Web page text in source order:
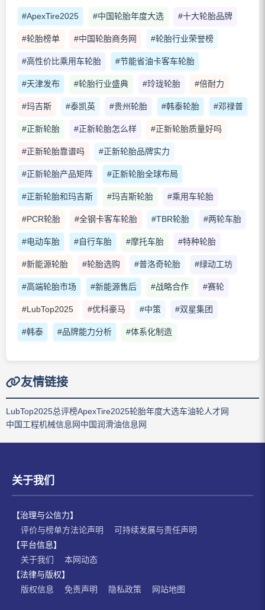
#ApexTire2025 #中国轮胎年度大选 #十大轮胎品牌
#轮胎榜单 #中国轮胎商务网 #轮胎行业荣誉榜
#高性价比乘用车轮胎 #节能省油卡客车轮胎
#天津发布 #轮胎行业盛典 #玲珑轮胎 #倍耐力
#玛吉斯 #泰凯英 #贵州轮胎 #韩泰轮胎 #邓禄普
#正新轮胎 #正新轮胎怎么样 #正新轮胎质量好吗
#正新轮胎靠谱吗 #正新轮胎品牌实力
#正新轮胎产品矩阵 #正新轮胎全球布局
#正新轮胎和玛吉斯 #玛吉斯轮胎 #乘用车轮胎
#PCR轮胎 #全钢卡客车轮胎 #TBR轮胎 #两轮车胎
#电动车胎 #自行车胎 #摩托车胎 #特种轮胎
#新能源轮胎 #轮胎选购 #普洛奇轮胎 #绿动工坊
#高端轮胎市场 #新能源售后 #战略合作 #赛轮
#LubTop2025 #优科豪马 #中策 #双星集团
#韩泰 #品牌能力分析 #体系化制造
友情链接
LubTop2025总评榜ApexTire2025轮胎年度大选车油轮人才网
中国工程机械信息网中国润滑油信息网
关于我们
【治理与公信力】
评价与榜单方法论声明
可持续发展与责任声明
【平台信息】
关于我们
本网动态
【法律与版权】
版权信息
免责声明 隐私政策 网站地图